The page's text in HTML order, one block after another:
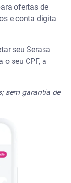
ofertas de
e conta digital
seu Serasa
o seu CPF, a
sem garantia de